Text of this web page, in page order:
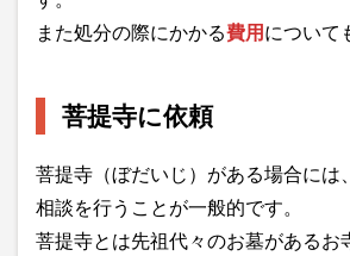
また処分の際にかかる費用 について
菩提寺に依頼
菩提寺（ぼだいじ）がある場合には
相談を行うことが一般的です。
菩提寺とは先祖代々のお墓があるお